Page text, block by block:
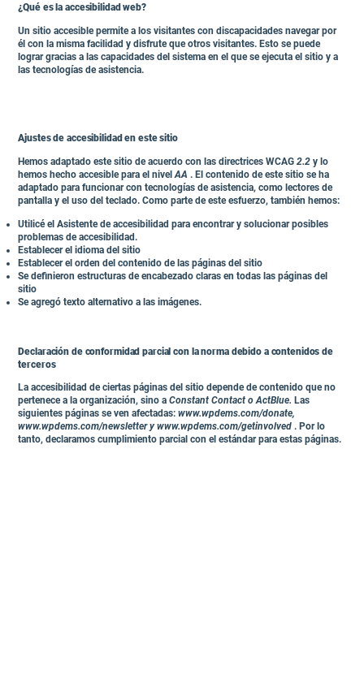
¿Qué es la accesibilidad web?
Un sitio accesible permite a los visitantes con discapacidades navegar por
él con la misma facilidad y disfrute que otros visitantes. Esto se puede
lograr gracias a las capacidades del sistema en el que se ejecuta el sitio y a
las tecnologías de asistencia.
Ajustes de accesibilidad en este sitio
Hemos adaptado este sitio de acuerdo con las directrices WCAG2.2 y lo
hemos hecho accesible para el nivelAA . El contenido de este sitio se ha
adaptado para funcionar con tecnologías de asistencia, como lectores de
pantalla y el uso del teclado. Como parte de este esfuerzo, también hemos:
Utilicé el Asistente de accesibilidad para encontrar y solucionar posibles
problemas de accesibilidad.
Establecer el idioma del sitio
Establecer el orden del contenido de las páginas del sitio
Se definieron estructuras de encabezado claras en todas las páginas del
sitio
Se agregó texto alternativo a las imágenes.
Declaración de conformidad parcial con la norma debido a contenidos de
terceros
La accesibilidad de ciertas páginas del sitio depende de contenido que no
pertenece a la organización, sino aConstant Contact o ActBlue. Las
siguientes páginas se ven afectadas:www.wpdems.com/donate,
www.wpdems.com/newsletterywww.wpdems.com/getinvolved . Por lo
tanto, declaramos cumplimiento parcial con el estándar para estas páginas.